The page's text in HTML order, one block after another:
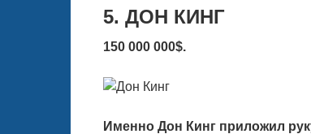
5. ДОН КИНГ
150 000 000$.
Именно Дон Кинг приложил